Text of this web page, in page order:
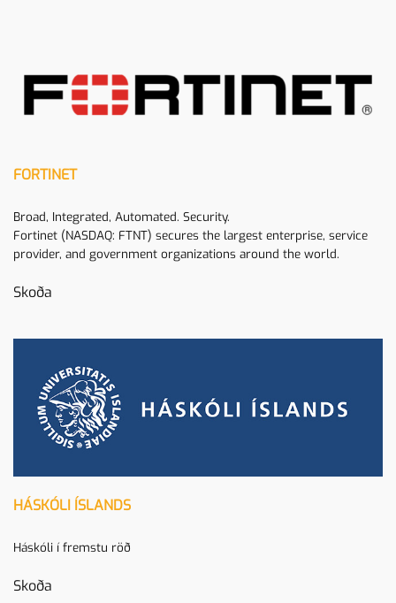
FORTINET
Broad, Integrated, Automated. Security.
Fortinet (NASDAQ: FTNT) secures the largest enterprise, service
provider, and government organizations around the world.
Skoða
HÁSKÓLI ÍSLANDS
Háskóli í fremstu röð
Skoða